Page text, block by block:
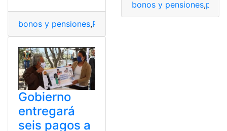
bonos y pensiones,Pensiones
bonos y pensiones,
Gobierno
entregará
seis pagos a